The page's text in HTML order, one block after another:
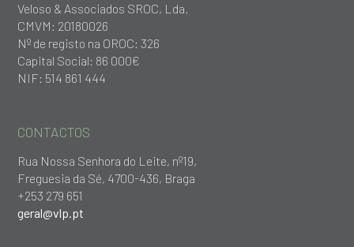
Veloso & Associados SROC, Lda.
CMVM: 20180026
Nº de registo na OROC: 326
Capital Social: 86 000€
NIF: 514 861 444
CONTACTOS
Rua Nossa Senhora do Leite, nº19,
Freguesia da Sé, 4700-436, Braga
+253 279 651
geral@vlp.pt